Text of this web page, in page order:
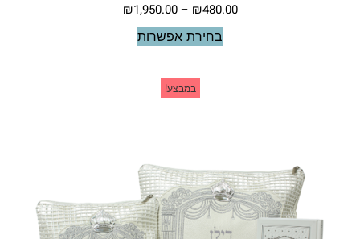
₪480.00
–
₪1,950.00
בחירת אפשרות
במבצע!